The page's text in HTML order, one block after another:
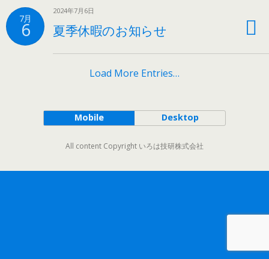
7月
6
2024年7月6日
夏季休暇のお知らせ
Load More Entries…
Mobile Desktop
All content Copyright いろは技研株式会社